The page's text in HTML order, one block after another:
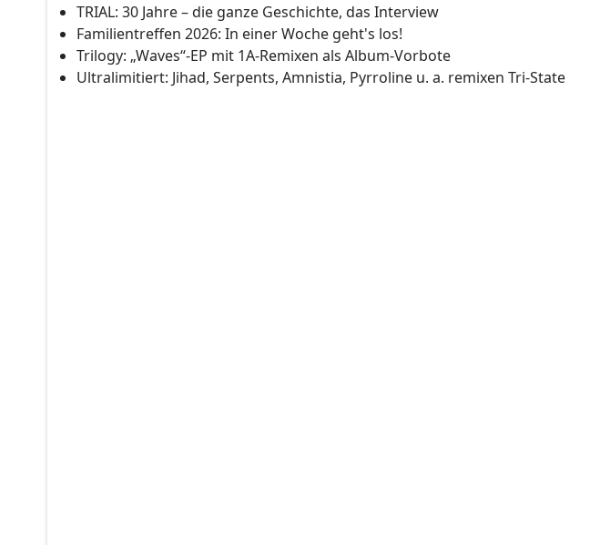
TRIAL: 30 Jahre – die ganze Geschichte, das Interview
Familientreffen 2026: In einer Woche geht's los!
Trilogy: „Waves“-EP mit 1A-Remixen als Album-Vorbote
Ultralimitiert: Jihad, Serpents, Amnistia, Pyrroline u. a. remixen Tri-State